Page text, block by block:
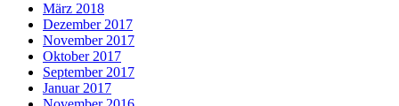
März 2018
Dezember 2017
November 2017
Oktober 2017
September 2017
Januar 2017